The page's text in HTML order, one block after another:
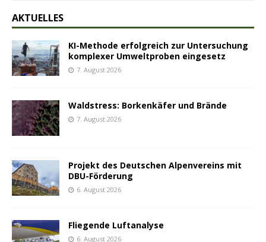
AKTUELLES
KI-Methode erfolgreich zur Untersuchung
komplexer Umweltproben eingesetz
7. August 2026
Waldstress: Borkenkäfer und Brände
7. August 2026
Projekt des Deutschen Alpenvereins mit
DBU-Förderung
6. August 2026
Fliegende Luftanalyse
6. August 2026